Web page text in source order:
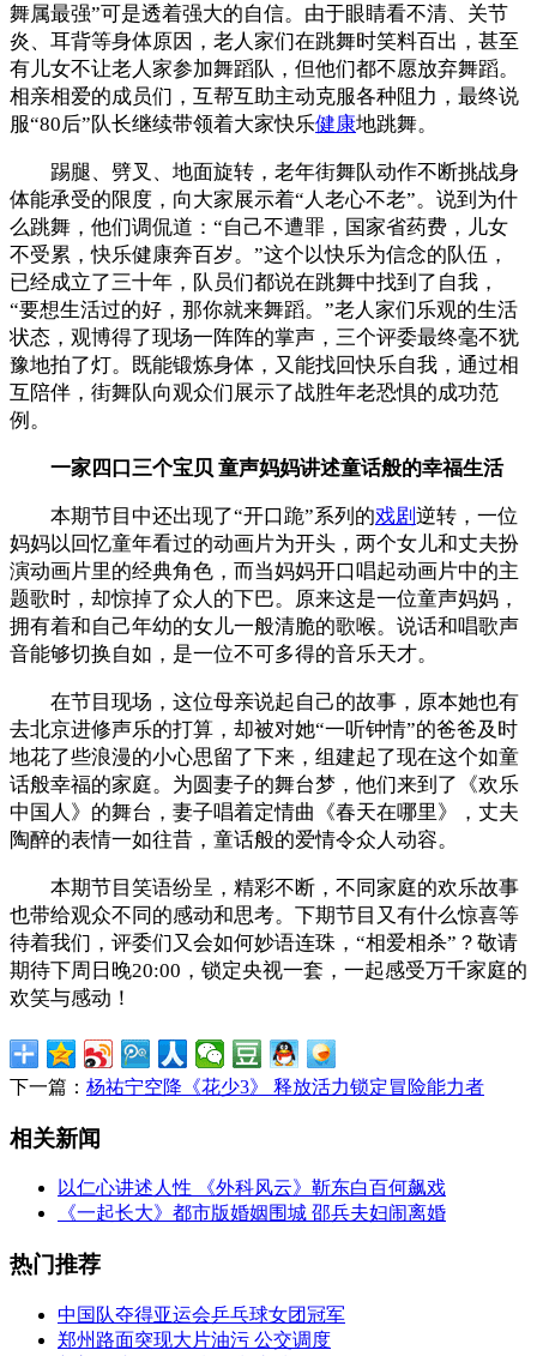
舞属最强”可是透着强大的自信。由于眼睛看不清、关节
炎、耳背等身体原因，老人家们在跳舞时笑料百出，甚至
有儿女不让老人家参加舞蹈队，但他们都不愿放弃舞蹈。
相亲相爱的成员们，互帮互助主动克服各种阻力，最终说
服“80后”队长继续带领着大家快乐健康地跳舞。
踢腿、劈叉、地面旋转，老年街舞队动作不断挑战身
体能承受的限度，向大家展示着“人老心不老”。说到为什
么跳舞，他们调侃道：“自己不遭罪，国家省药费，儿女
不受累，快乐健康奔百岁。”这个以快乐为信念的队伍，
已经成立了三十年，队员们都说在跳舞中找到了自我，
“要想生活过的好，那你就来舞蹈。”老人家们乐观的生活
状态，观博得了现场一阵阵的掌声，三个评委最终毫不犹
豫地拍了灯。既能锻炼身体，又能找回快乐自我，通过相
互陪伴，街舞队向观众们展示了战胜年老恐惧的成功范
例。
一家四口三个宝贝 童声妈妈讲述童话般的幸福生活
本期节目中还出现了“开口跪”系列的戏剧 逆转，一位
妈妈以回忆童年看过的动画片为开头，两个女儿和丈夫扮
演动画片里的经典角色，而当妈妈开口唱起动画片中的主
题歌时，却惊掉了众人的下巴。原来这是一位童声妈妈，
拥有着和自己年幼的女儿一般清脆的歌喉。说话和唱歌声
音能够切换自如，是一位不可多得的音乐天才。
在节目现场，这位母亲说起自己的故事，原本她也有
去北京进修声乐的打算，却被对她“一听钟情”的爸爸及时
地花了些浪漫的小心思留了下来，组建起了现在这个如童
话般幸福的家庭。为圆妻子的舞台梦，他们来到了《欢乐
中国人》的舞台，妻子唱着定情曲《春天在哪里》，丈夫
陶醉的表情一如往昔，童话般的爱情令众人动容。
本期节目笑语纷呈，精彩不断，不同家庭的欢乐故事
也带给观众不同的感动和思考。下期节目又有什么惊喜等
待着我们，评委们又会如何妙语连珠，“相爱相杀”？敬请
期待下周日晚20:00，锁定央视一套，一起感受万千家庭的
欢笑与感动！
下一篇： 杨祐宁空降《花少3》 释放活力锁定冒险能力者
相关新闻
以仁心讲述人性 《外科风云》靳东白百何飙戏
《一起长大》都市版婚姻围城 邵兵夫妇闹离婚
热门推荐
中国队夺得亚运会乒乓球女团冠军
郑州路面突现大片油污 公交调度